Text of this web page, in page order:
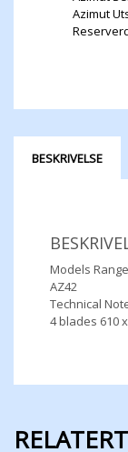
Azimut
BESKRIVELSE
Models
AZ42
Technical
4 blades 610